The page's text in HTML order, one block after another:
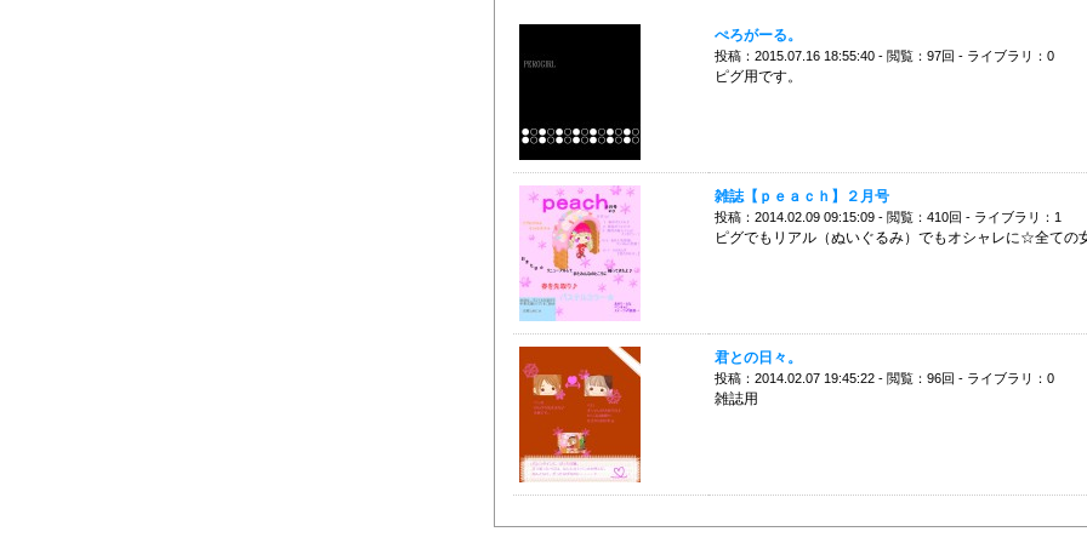
ぺろがーる。
投稿：2015.07.16 18:55:40 - 閲覧：97回 - ライブラリ：0
ピグ用です。
雑誌【ｐｅａｃｈ】２月号
投稿：2014.02.09 09:15:09 - 閲覧：410回 - ライブラリ：1
ピグでもリアル（ぬいぐるみ）でもオシャレに☆全ての
君との日々。
投稿：2014.02.07 19:45:22 - 閲覧：96回 - ライブラリ：0
雑誌用